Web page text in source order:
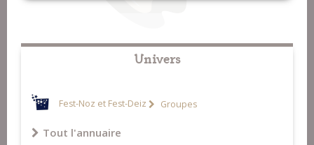
Univers
Fest-Noz et Fest-Deiz Groupes
Tout l'annuaire